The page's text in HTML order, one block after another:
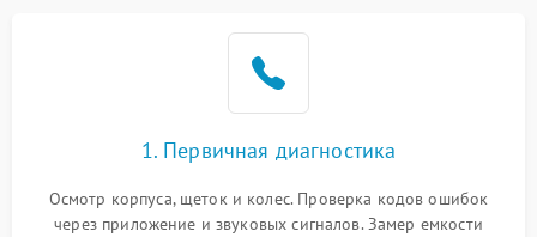
1. Первичная диагностика
Осмотр корпуса, щеток и колес. Проверка кодов ошибок
через приложение и звуковых сигналов. Замер емкости